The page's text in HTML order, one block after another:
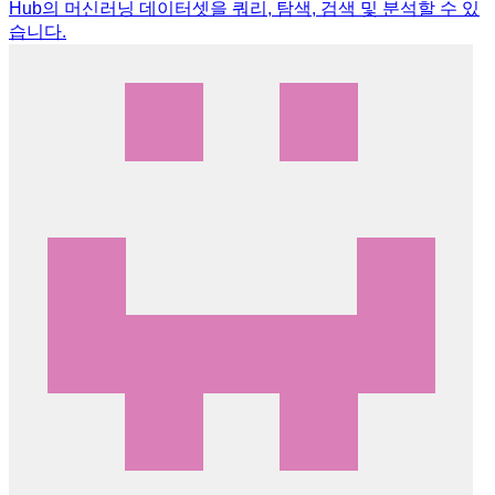
Hub의 머신러닝 데이터셋을 쿼리, 탐색, 검색 및 분석할 수 있
습니다.